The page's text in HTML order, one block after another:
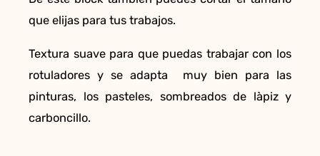
que elijas para tus trabajos.
Textura suave para que puedas trabajar con los
rotuladores y se adapta muy bien para las
pinturas, los pasteles, sombreados de làpiz y
carboncillo.